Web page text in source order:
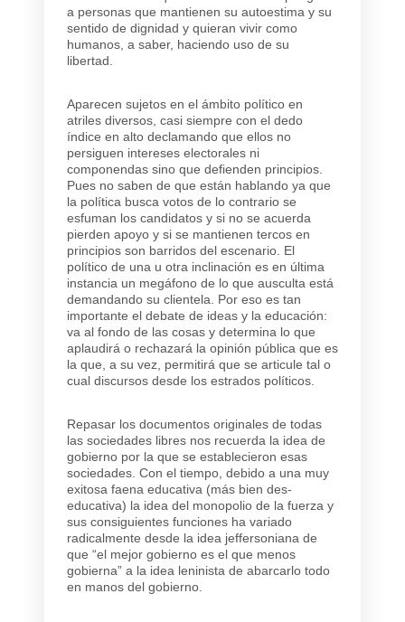
a personas que mantienen su autoestima y su
sentido de dignidad y quieran vivir como
humanos, a saber, haciendo uso de su
libertad.
Aparecen sujetos en el ámbito político en
atriles diversos, casi siempre con el dedo
índice en alto declamando que ellos no
persiguen intereses electorales ni
componendas sino que defienden principios.
Pues no saben de que están hablando ya que
la política busca votos de lo contrario se
esfuman los candidatos y si no se acuerda
pierden apoyo y si se mantienen tercos en
principios son barridos del escenario. El
político de una u otra inclinación es en última
instancia un megáfono de lo que ausculta está
demandando su clientela. Por eso es tan
importante el debate de ideas y la educación:
va al fondo de las cosas y determina lo que
aplaudirá o rechazará la opinión pública que es
la que, a su vez, permitirá que se articule tal o
cual discursos desde los estrados políticos.
Repasar los documentos originales de todas
las sociedades libres nos recuerda la idea de
gobierno por la que se establecieron esas
sociedades. Con el tiempo, debido a una muy
exitosa faena educativa (más bien des-
educativa) la idea del monopolio de la fuerza y
sus consiguientes funciones ha variado
radicalmente desde la idea jeffersoniana de
que “el mejor gobierno es el que menos
gobierna” a la idea leninista de abarcarlo todo
en manos del gobierno.